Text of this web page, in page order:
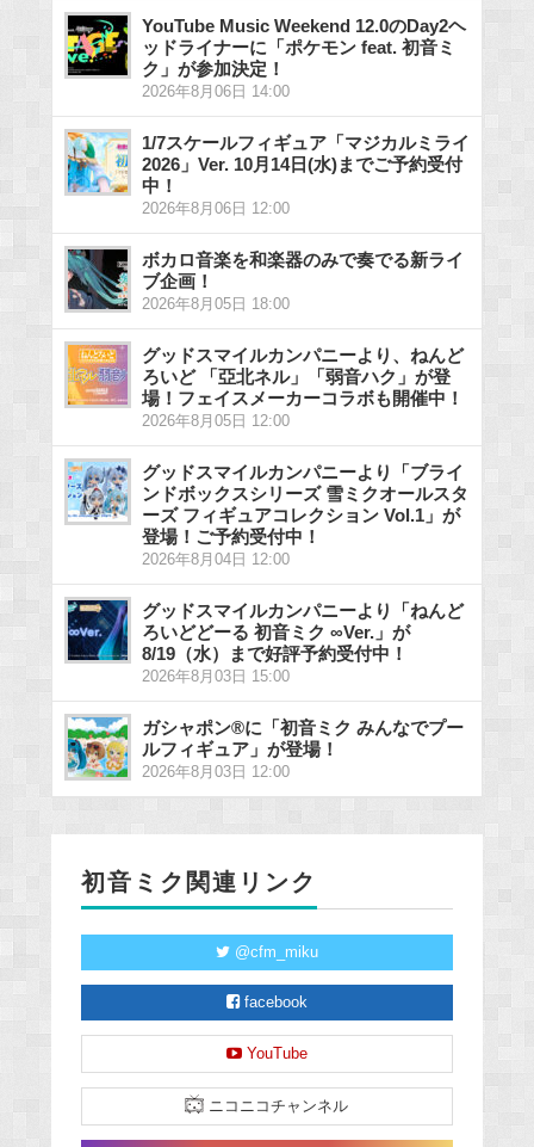
YouTube Music Weekend 12.0のDay2ヘ
ッドライナーに「ポケモン feat. 初音ミ
ク」が参加決定！
2026年8月06日 14:00
1/7スケールフィギュア「マジカルミライ
2026」Ver. 10月14日(水)までご予約受付
中！
2026年8月06日 12:00
ボカロ音楽を和楽器のみで奏でる新ライ
ブ企画！
2026年8月05日 18:00
グッドスマイルカンパニーより、ねんど
ろいど 「亞北ネル」「弱音ハク」が登
場！フェイスメーカーコラボも開催中！
2026年8月05日 12:00
グッドスマイルカンパニーより「ブライ
ンドボックスシリーズ 雪ミクオールスタ
ーズ フィギュアコレクション Vol.1」が
登場！ご予約受付中！
2026年8月04日 12:00
グッドスマイルカンパニーより「ねんど
ろいどどーる 初音ミク ∞Ver.」が
8/19（水）まで好評予約受付中！
2026年8月03日 15:00
ガシャポン®に「初音ミク みんなでプー
ルフィギュア」が登場！
2026年8月03日 12:00
初音ミク関連リンク
@cfm_miku
facebook
YouTube
ニコニコチャンネル